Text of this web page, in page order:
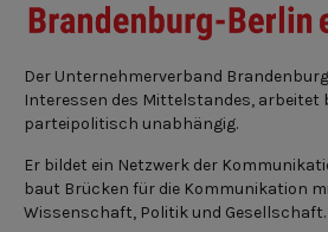
Der Unternehmerverband
Interessen des Mittelstandes, arbeitet
parteipolitisch unabhängig.
Er bildet ein Netzwerk der
baut Brücken für die Kommunikation
Wissenschaft, Politik und Gesellschaft.